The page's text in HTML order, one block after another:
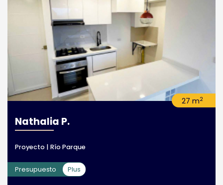
27 m2
Nathalia P.
Proyecto | Río Parque
Presupuesto Plus